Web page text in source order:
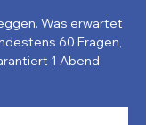
Was erwartet
60 Fragen,
1 Abend